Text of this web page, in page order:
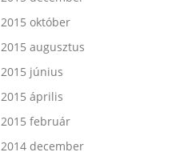
2015 október
2015 augusztus
2015 június
2015 április
2015 február
2014 december